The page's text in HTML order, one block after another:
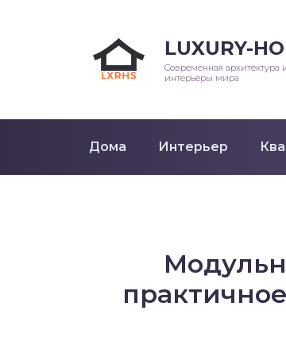
LUXURY-
Современная архитектура
интерьеры мира
Дома Интерьер